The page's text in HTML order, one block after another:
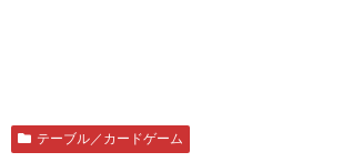
テーブル／カードゲーム